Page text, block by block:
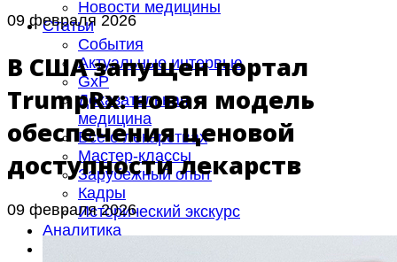
Новости медицины
Статьи
События
Актуальные интервью
GxP
Доказательная
медицина
Все о лекарствах
Мастер-классы
Зарубежный опыт
Кадры
Исторический экскурс
Аналитика
09 февраля 2026
В США запущен портал
TrumpRx: новая модель
обеспечения ценовой
доступности лекарств
09 февраля 2026